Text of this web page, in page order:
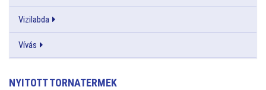
Vizilabda
Vívás
NYITOTT TORNATERMEK